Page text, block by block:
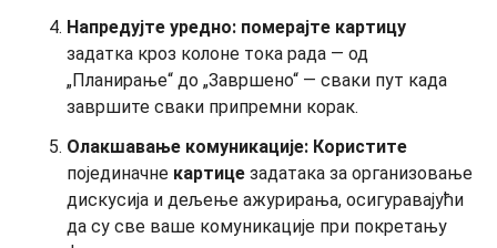
Напредујте уредно: померајте картицу
задатка кроз колоне тока рада — од
„Планирање“ до „Завршено“ — сваки пут када
завршите сваки припремни корак.
Олакшавање комуникације: Користите
појединачне картице задатака за организовање
дискусија и дељење ажурирања, осигуравајући
да су све ваше комуникације при покретању